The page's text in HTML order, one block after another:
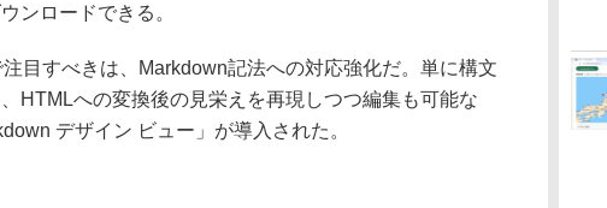
ンロードできる。
目すべきは、Markdown記法への対応強化だ。単に構文
HTMLへの変換後の見栄えを再現しつつ編集も可能な
デザイン ビュー」が導入された。